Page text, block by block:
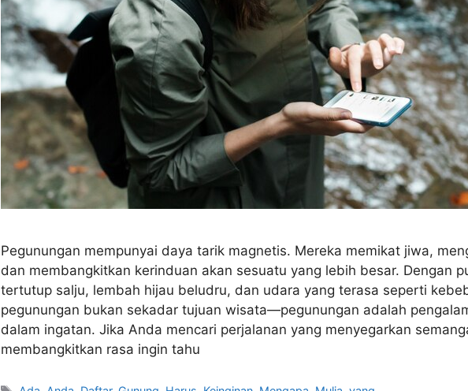
Pegunungan mempunyai daya tarik magnetis. Mereka memikat jiwa,
dan membangkitkan kerinduan akan sesuatu yang lebih besar. Dengan
tertutup salju, lembah hijau beludru, dan udara yang terasa seperti
pegunungan bukan sekadar tujuan wisata—pegunungan adalah
dalam ingatan. Jika Anda mencari perjalanan yang menyegarkan
membangkitkan rasa ingin tahu